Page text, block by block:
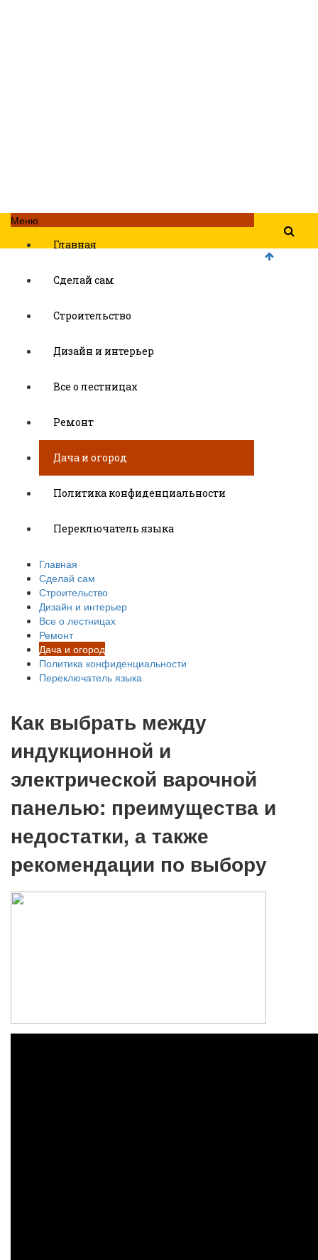
Меню
Главная
Сделай сам
Строительство
Дизайн и интерьер
Все о лестницах
Ремонт
Дача и огород
Политика конфиденциальности
Переключатель языка
Главная
Сделай сам
Строительство
Дизайн и интерьер
Все о лестницах
Ремонт
Дача и огород
Политика конфиденциальности
Переключатель языка
Как выбрать между
индукционной и
электрической варочной
панелью: преимущества и
недостатки, а также
рекомендации по выбору